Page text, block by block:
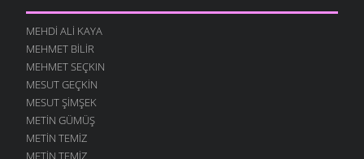
MEHDI ALI KAYA
MEHMET BILIR
MEHMET SEÇKIN
MESUT GEÇKIN
MESUT ŞIMŞEK
METIN GÜMÜŞ
METIN TEMIZ
METIN TEMIZ